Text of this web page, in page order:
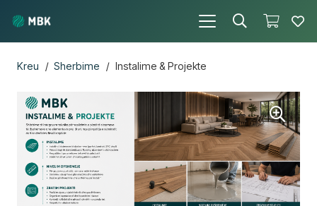
Kreu / Sherbime / Instalime & Projekte